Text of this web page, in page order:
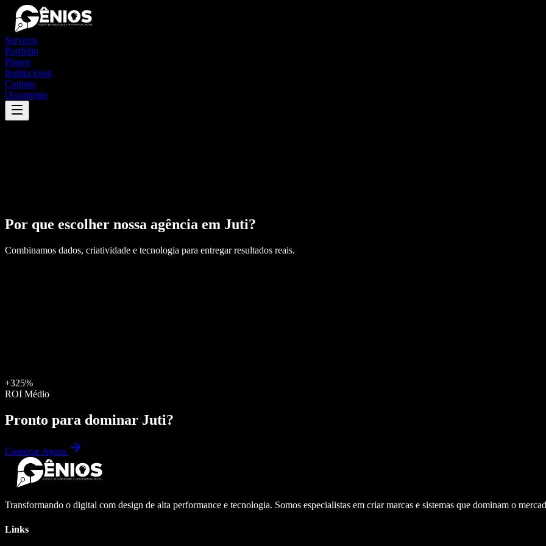
Serviços
Portfólio
Planos
Institucional
Contato
Orçamento
Por que escolher nossa agência em Juti?
Combinamos dados, criatividade e tecnologia para entregar resultados reais.
+325%
ROI Médio
Pronto para dominar Juti?
Começar Agora
Transformando o digital com design de alta performance e tecnologia. Somos especialistas em criar marcas e sistemas que dominam o
Links